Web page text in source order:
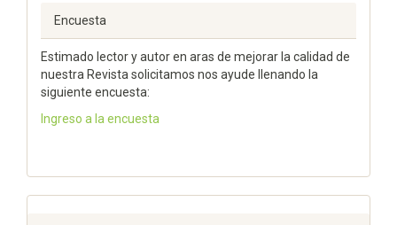
Encuesta
Estimado lector y autor en aras de mejorar la calidad de
nuestra Revista solicitamos nos ayude llenando la
siguiente encuesta:
Ingreso a la encuesta